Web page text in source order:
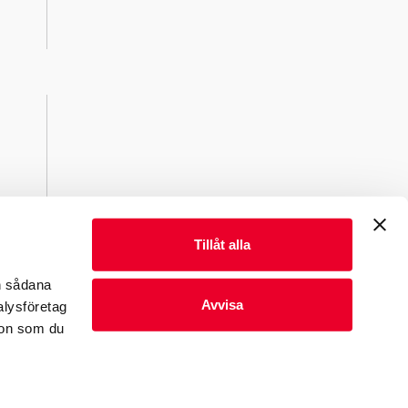
sådana
som du
Tillåt alla
Avvisa